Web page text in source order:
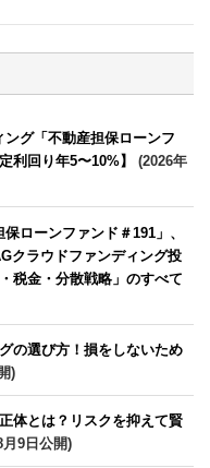
グ「不動産担保ローンフ
利回り年5〜10%】
(2026年
ローンファンド＃191」、
クラウドファンディング投
税金・分散戦略」のすべて
の選び方！損をしないため
)
体とは？リスクを抑えて賢
9日公開)